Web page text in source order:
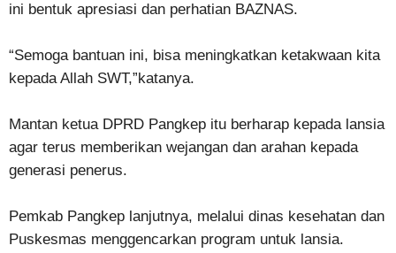
ini bentuk apresiasi dan perhatian BAZNAS.
“Semoga bantuan ini, bisa meningkatkan ketakwaan kita
kepada Allah SWT,”katanya.
Mantan ketua DPRD Pangkep itu berharap kepada lansia
agar terus memberikan wejangan dan arahan kepada
generasi penerus.
Pemkab Pangkep lanjutnya, melalui dinas kesehatan dan
Puskesmas menggencarkan program untuk lansia.